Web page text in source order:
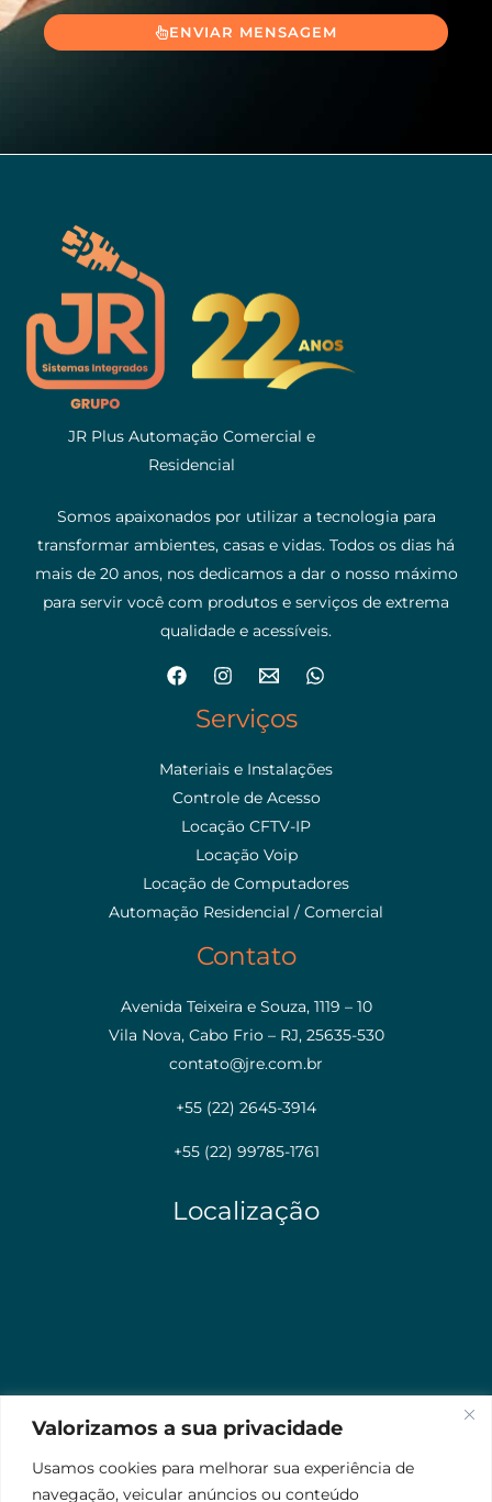
Valorizamos a sua privacidade
Usamos cookies para melhorar sua experiência de
navegação, veicular anúncios ou conteúdo
ENVIAR MENSAGEM
JR Plus Automação Comercial e
Residencial
Somos apaixonados por utilizar a tecnologia para
transformar ambientes, casas e vidas. Todos os dias há
mais de 20 anos, nos dedicamos a dar o nosso máximo
para servir você com produtos e serviços de extrema
qualidade e acessíveis.
Serviços
Materiais e Instalações
Controle de Acesso
Locação CFTV-IP
Locação Voip
Locação de Computadores
Automação Residencial / Comercial
Contato
Avenida Teixeira e Souza, 1119 – 10
Vila Nova, Cabo Frio – RJ, 25635-530
contato@jre.com.br
+55 (22) 2645-3914
+55 (22) 99785-1761
Localização